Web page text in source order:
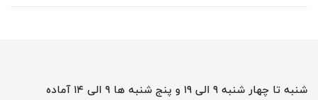
شنبه تا چهار شنبه ۹ الی ۱۹ و پنج شنبه ها ۹ الی ۱۴ آماده